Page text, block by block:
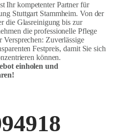
Ihr kompetenter Partner für
Stuttgart Stammheim. Von der
die Glasreinigung bis zur
die professionelle Pflege
Versprechen: Zuverlässige
Festpreis, damit Sie sich
können.
einholen und